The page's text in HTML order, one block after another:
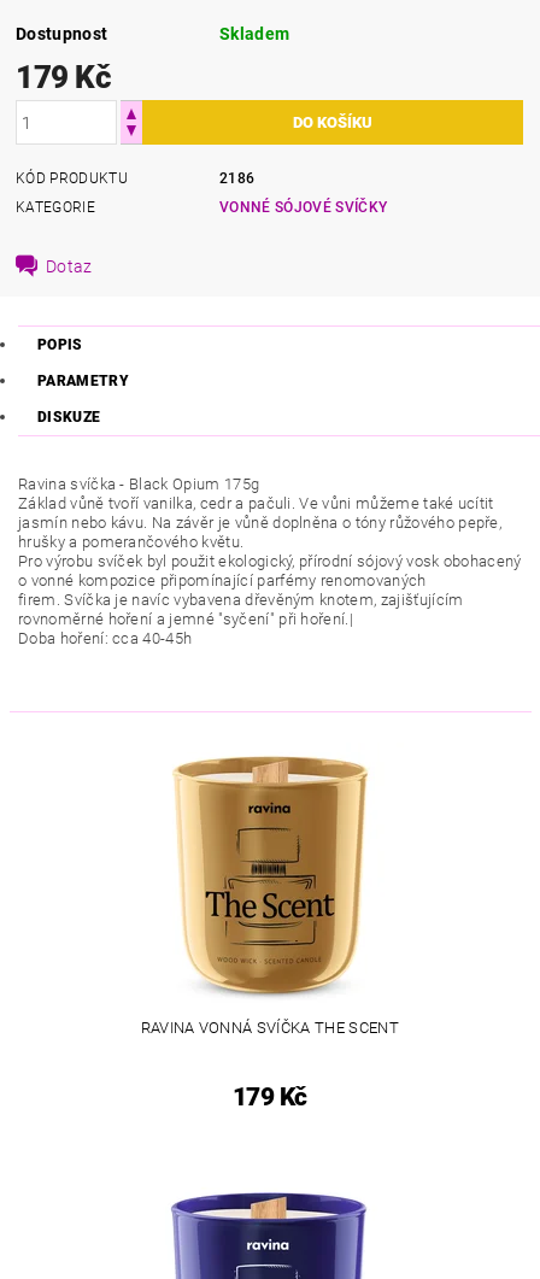
Dostupnost Skladem
179 Kč
KÓD PRODUKTU
2186
KATEGORIE
VONNÉ SÓJOVÉ SVÍČKY
Dotaz
POPIS
PARAMETRY
DISKUZE
Ravina svíčka - Black Opium 175g
Základ vůně tvoří vanilka, cedr a pačuli. Ve vůni můžeme také ucítit
jasmín nebo kávu. Na závěr je vůně doplněna o tóny růžového pepře,
hrušky a pomerančového květu.
Pro výrobu svíček byl použit ekologický, přírodní sójový vosk obohacený
o vonné kompozice připomínající parfémy renomovaných
firem.Svíčka je navíc vybavena dřevěným knotem, zajišťujícím
rovnoměrné hoření a jemné "syčení" při hoření.|
Doba hoření: cca 40-45h
RAVINA VONNÁ SVÍČKA THE SCENT
179 Kč